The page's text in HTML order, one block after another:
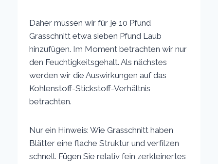
Daher müssen wir für je 10 Pfund
Grasschnitt etwa sieben Pfund Laub
hinzufügen. Im Moment betrachten wir nur
den Feuchtigkeitsgehalt. Als nächstes
werden wir die Auswirkungen auf das
Kohlenstoff-Stickstoff-Verhältnis
betrachten.
Nur ein Hinweis: Wie Grasschnitt haben
Blätter eine flache Struktur und verfilzen
schnell. Fügen Sie relativ fein zerkleinertes